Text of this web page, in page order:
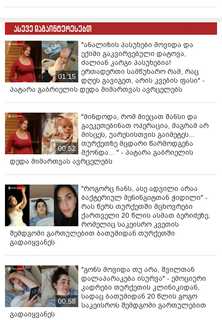
ასევე დაგაინტერესებთ
01:15
"ანალიზის პასუხები მოვიდა და
ექიმი გაკვირვებული დატოვა,
ძალიან კარგი პასუხებია!
ერთადერთი სამწუხარო რამ, რაც
დღეს გავიგეთ, არის კვების ფასი" -
პატარა გაბრიელის დედა მიმართვას ავრცელებს
00:52
"მინდოდა, რომ მიეცათ შანსი და
გაეკეთებინათ ოპერაცია, მაგრამ არ
მისცეს, უარესისთვის გაიმეტეს...
თურქეთზე მცდარი წარმოდგენა
მქონდა... " - პატარა გაბრიელის
დედა მიმართვას ავრცელებს
"როგორც ჩანს, ასე ადვილი არაა
ბაქტერიულ მენინგიტთან ჭიდილი" -
რას წერს თურქეთში მცხოვრები
ქართველი 20 წლის ასმათ ბერიძეზე,
რომელიც საკეისრო კვეთის
შემდგომი გართულებით ბათუმიდან თურქეთში
გადაიყვანეს
00:58
"გონს მოვიდა თუ არა, შვილთან
დალაპარაკება ისურვა" - ემოციური
კადრები თურქეთის კლინიკიდან,
სადაც ბათუმიდან 20 წლის გოგო
საკეისროს შემდგომი გართულებით
გადაიყვანეს